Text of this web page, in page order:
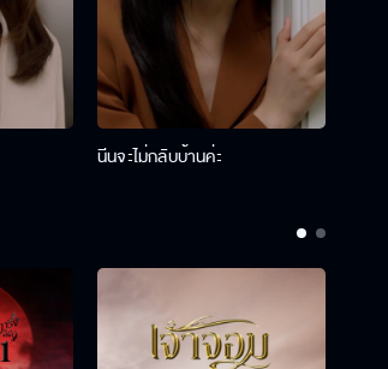
นีนจะไม่กลับบ้านค่ะ